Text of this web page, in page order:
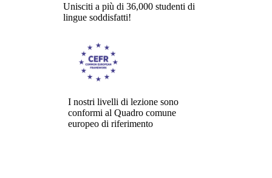
Unisciti a più di 36,000 studenti di
lingue soddisfatti!
I nostri livelli di lezione sono
conformi al Quadro comune
europeo di riferimento